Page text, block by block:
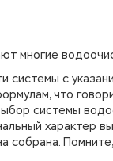
многие
системы с
что
системы
характер
собрана.